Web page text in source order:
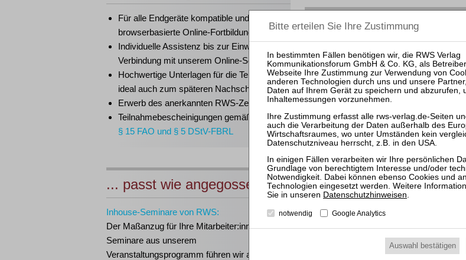
Für alle Endgeräte kompatible und
browserbasierte Online-Fortbildungen
Individuelle Assistenz bis zur Einwahl und
Verbindung mit unserem Online-Seminar
Hochwertige Unterlagen für die Teilnahme,
ideal auch zum späteren Nachschlagen
Erwerb des anerkannten RWS-Zertifikats
Teilnahmebescheinigungen gemäß
GOI,
§ 15 FAO und § 5 DStV-FBRL
... passt wie angegossen!
Inhouse-Seminare von RWS:
Der Maßanzug für Ihre Mitarbeiter:innen!Alle
Seminare aus unserem
Veranstaltungsprogramm führen wir auch direkt
Filtern nach: Insolvenz- und
Datum Veranstaltung
Leider haben wir derzeit keine
Datenschutzhinweisen.
notwendig Google Analytics
Auswahl bestätigen